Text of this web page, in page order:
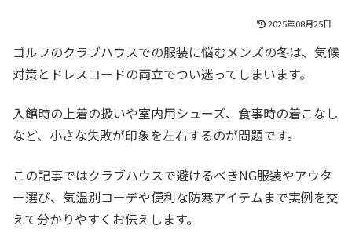
2025年08月25日
ゴルフのクラブハウスでの服装に悩むメンズの冬は、気候
対策とドレスコードの両立でつい迷ってしまいます。
入館時の上着の扱いや室内用シューズ、食事時の着こなし
など、小さな失敗が印象を左右するのが問題です。
この記事ではクラブハウスで避けるべきNG服装やアウタ
ー選び、気温別コーデや便利な防寒アイテムまで実例を交
えて分かりやすくお伝えします。